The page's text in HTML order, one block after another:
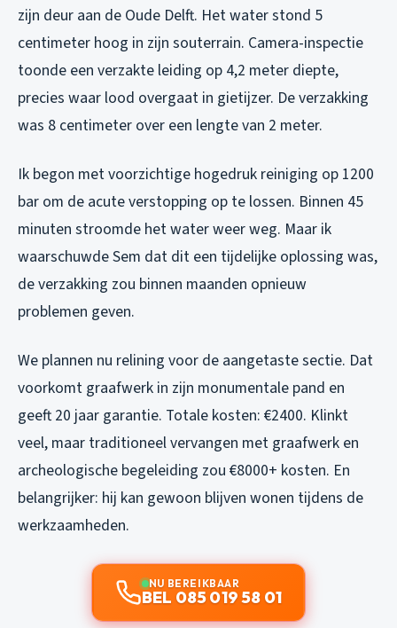
zijn deur aan de Oude Delft. Het water stond 5
centimeter hoog in zijn souterrain. Camera-inspectie
toonde een verzakte leiding op 4,2 meter diepte,
precies waar lood overgaat in gietijzer. De verzakking
was 8 centimeter over een lengte van 2 meter.
Ik begon met voorzichtige hogedruk reiniging op 1200
bar om de acute verstopping op te lossen. Binnen 45
minuten stroomde het water weer weg. Maar ik
waarschuwde Sem dat dit een tijdelijke oplossing was,
de verzakking zou binnen maanden opnieuw
problemen geven.
We plannen nu relining voor de aangetaste sectie. Dat
voorkomt graafwerk in zijn monumentale pand en
geeft 20 jaar garantie. Totale kosten: €2400. Klinkt
veel, maar traditioneel vervangen met graafwerk en
archeologische begeleiding zou €8000+ kosten. En
belangrijker: hij kan gewoon blijven wonen tijdens de
werkzaamheden.
NU BEREIKBAAR
BEL 085 019 58 01